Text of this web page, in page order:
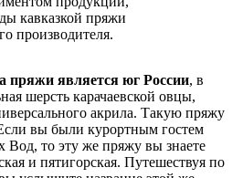
кавказкой пряжи
производителя.
пряжи является юг России, в
шерсть карачаевской овцы,
акрила. Такую пряжу
вы были курортным гостем
Вод, то эту же пряжу вы знаете
и пятигорская. Путешествуя по